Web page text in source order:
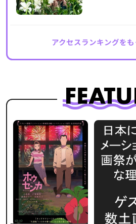
アクセスランキングを